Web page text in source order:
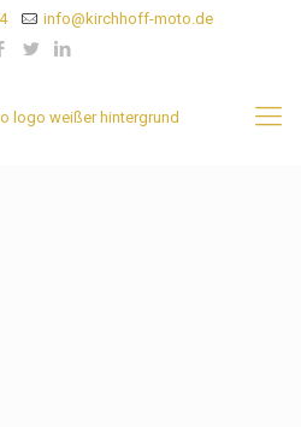
info@kirchhoff-moto.de